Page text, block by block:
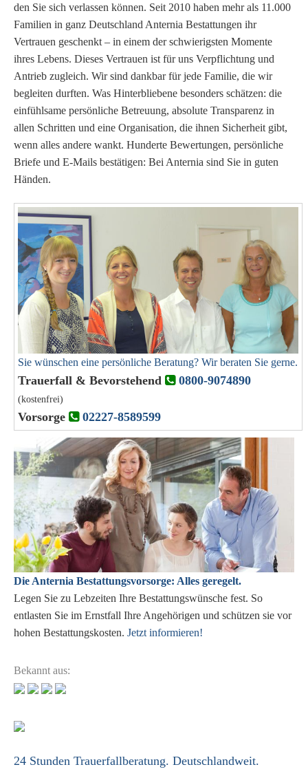
den Sie sich verlassen können. Seit 2010 haben mehr als 11.000
Familien in ganz Deutschland Anternia Bestattungen ihr
Vertrauen geschenkt – in einem der schwierigsten Momente
ihres Lebens. Dieses Vertrauen ist für uns Verpflichtung und
Antrieb zugleich. Wir sind dankbar für jede Familie, die wir
begleiten durften. Was Hinterbliebene besonders schätzen: die
einfühlsame persönliche Betreuung, absolute Transparenz in
allen Schritten und eine Organisation, die ihnen Sicherheit gibt,
wenn alles andere wankt. Hunderte Bewertungen, persönliche
Briefe und E-Mails bestätigen: Bei Anternia sind Sie in guten
Händen.
Sie wünschen eine persönliche Beratung? Wir beraten Sie gerne.
Trauerfall & Bevorstehend 0800-9074890
(kostenfrei)
Vorsorge 02227-8589599
Die Anternia Bestattungsvorsorge: Alles geregelt.
Legen Sie zu Lebzeiten Ihre Bestattungswünsche fest. So
entlasten Sie im Ernstfall Ihre Angehörigen und schützen sie vor
hohen Bestattungskosten. Jetzt informieren!
Bekannt aus:
24 Stunden Trauerfallberatung. Deutschlandweit.